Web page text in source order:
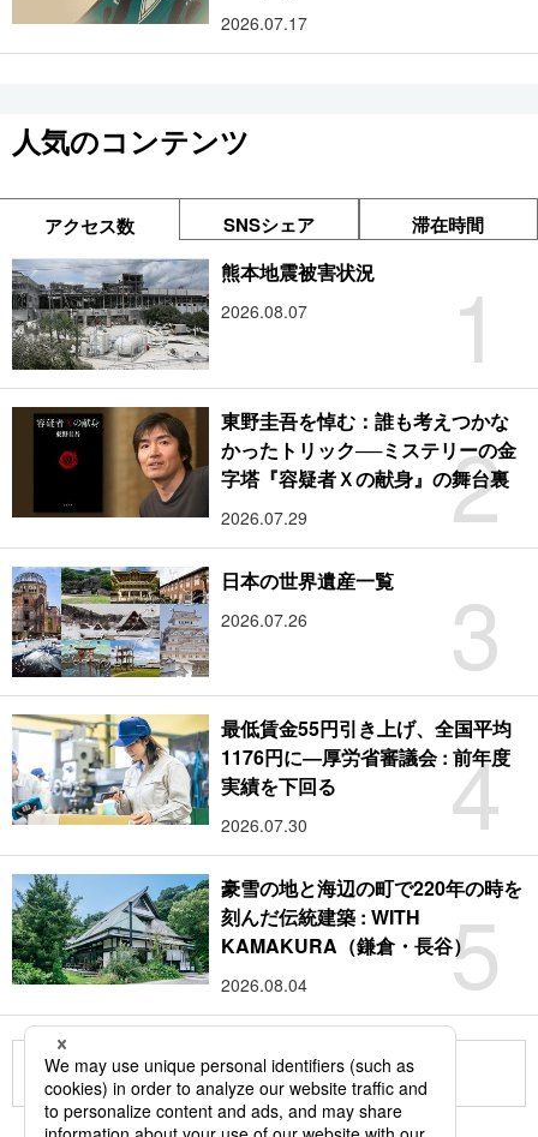
2026.07.17
人気のコンテンツ
アクセス数 SNSシェア 滞在時間
1
熊本地震被害状況
2026.08.07
2
東野圭吾を悼む：誰も考えつかな
かったトリック──ミステリーの金
字塔『容疑者Ｘの献身』の舞台裏
2026.07.29
3
日本の世界遺産一覧
2026.07.26
4
最低賃金55円引き上げ、全国平均
1176円に―厚労省審議会 : 前年度
実績を下回る
2026.07.30
5
豪雪の地と海辺の町で220年の時を
刻んだ伝統建築 : WITH
KAMAKURA（鎌倉・長谷）
2026.08.04
もっと見る